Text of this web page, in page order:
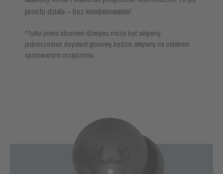
prostu działa – bez kombinowania!
*Tylko jeden strumień dźwięku może być aktywny
jednocześnie. Asystent głosowy będzie aktywny na ostatnim
sparowanym urządzeniu.